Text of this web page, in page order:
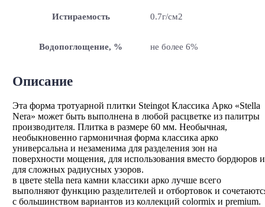
Истираемость 0.7г/см2
Водопоглощение, % не более 6%
Описание
Эта форма тротуарной плитки Steingot Классика Арко «Stella
Nera» может быть выполнена в любой расцветке из палитры
производителя. Плитка в размере 60 мм. Необычная,
необыкновенно гармоничная форма классика арко
универсальна и незаменима для разделения зон на
поверхности мощения, для использования вместо бордюров и
для сложных радиусных узоров.
в цвете stella nera камни классики арко лучше всего
выполняют функцию разделителей и отбортовок и
с большинством вариантов из коллекций colormix и premium.